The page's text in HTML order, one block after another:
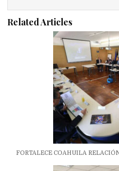
Related Articles
FORTALECE COAHUILA